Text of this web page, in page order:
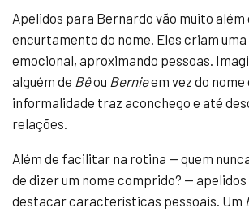
Apelidos para Bernardo vão muito além
encurtamento do nome. Eles criam
emocional, aproximando pessoas.
alguém de Bêou Bernieem vez do
informalidade traz aconchego e até
relações.
Além de facilitar na rotina — quem
de dizer um nome comprido? — apelidos
destacar características pessoais. Um